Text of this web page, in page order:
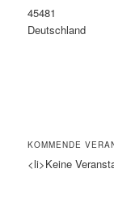
45481
Deutschland
KOMMENDE
<li>Keine